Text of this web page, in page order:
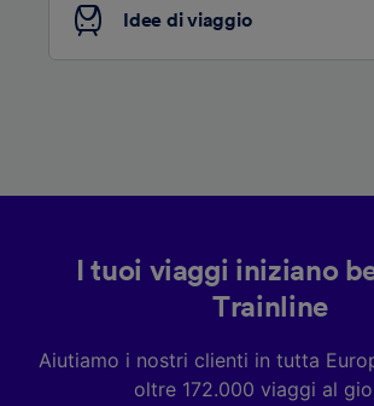
Idee di viaggio
I tuoi viaggi iniziano
Trainline
Aiutiamo i nostri clienti in tutta
oltre 172.000 viaggi al